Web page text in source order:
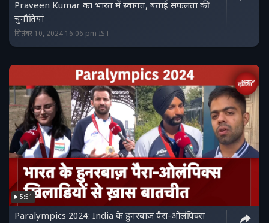
Praveen Kumar का भारत में स्वागत, बताई सफलता की
चुनौतियां
सितंबर 10, 2024 16:06 pm IST
5:51
Paralympics 2024: India के हुनरबाज़ पैरा-ओलंपिक्स